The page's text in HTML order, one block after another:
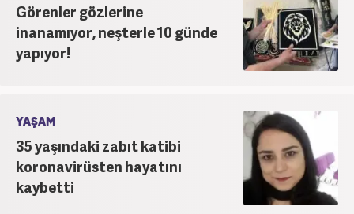
Görenler gözlerine
inanamıyor, neşterle 10 günde
yapıyor!
YAŞAM
35 yaşındaki zabıt katibi
koronavirüsten hayatını
kaybetti